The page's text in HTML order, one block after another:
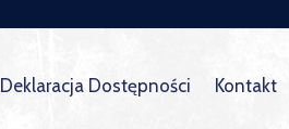
Deklaracja Dostępności Kontakt